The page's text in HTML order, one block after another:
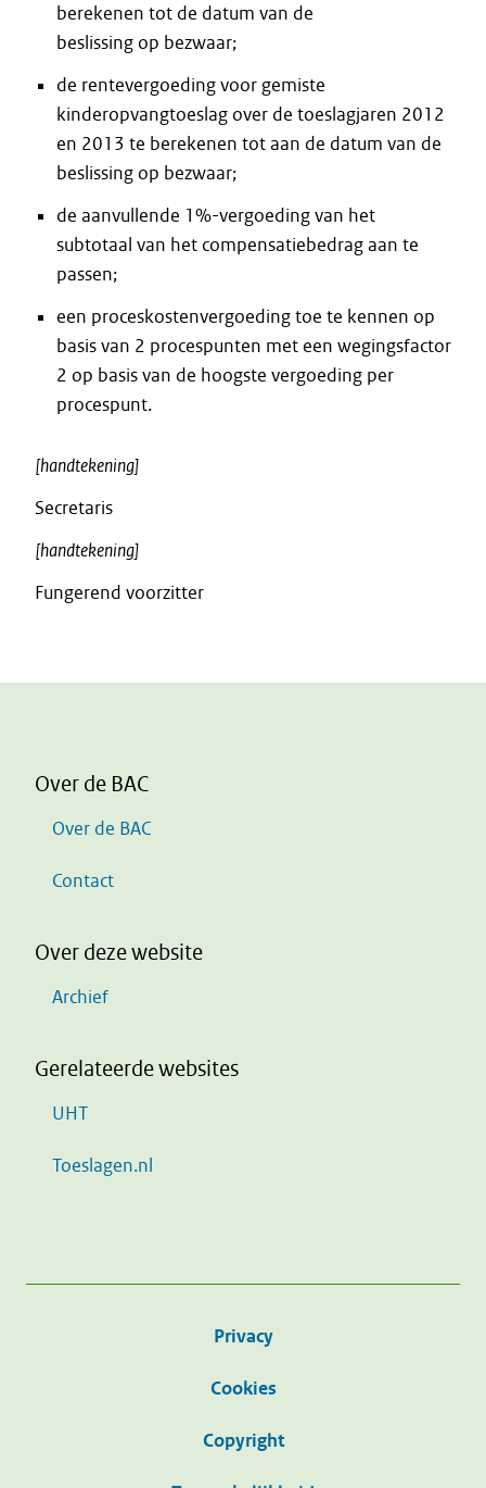
berekenen tot de datum van de
beslissing op bezwaar;
de rentevergoeding voor gemiste
kinderopvangtoeslag over de toeslagjaren 2012
en 2013 te berekenen tot aan de datum van de
beslissing op bezwaar;
de aanvullende 1%-vergoeding van het
subtotaal van het compensatiebedrag aan te
passen;
een proceskostenvergoeding toe te kennen op
basis van 2 procespunten met een wegingsfactor
2 op basis van de hoogste vergoeding per
procespunt.
[handtekening]
Secretaris
[handtekening]
Fungerend voorzitter
Over de BAC
Over de BAC
Contact
Over deze website
Archief
Gerelateerde websites
UHT
Toeslagen.nl
Privacy
Cookies
Copyright